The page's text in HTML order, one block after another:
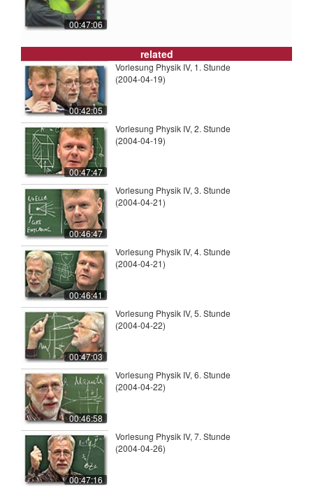
00:47:06
related
00:42:05
Vorlesung Physik IV, 1. Stunde
(2004-04-19)
00:47:47
Vorlesung Physik IV, 2. Stunde
(2004-04-19)
00:46:47
Vorlesung Physik IV, 3. Stunde
(2004-04-21)
00:46:41
Vorlesung Physik IV, 4. Stunde
(2004-04-21)
00:47:03
Vorlesung Physik IV, 5. Stunde
(2004-04-22)
00:46:58
Vorlesung Physik IV, 6. Stunde
(2004-04-22)
00:47:16
Vorlesung Physik IV, 7. Stunde
(2004-04-26)